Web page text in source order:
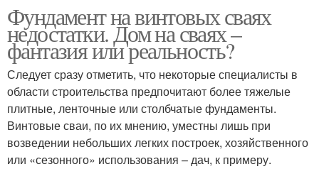
Фундамент на винтовых сваях
недостатки. Дом на сваях –
фантазия или реальность?
Следует сразу отметить, что некоторые специалисты в
области строительства предпочитают более тяжелые
плитные, ленточные или столбчатые фундаменты.
Винтовые сваи, по их мнению, уместны лишь при
возведении небольших легких построек, хозяйственного
или «сезонного» использования – дач, к примеру.